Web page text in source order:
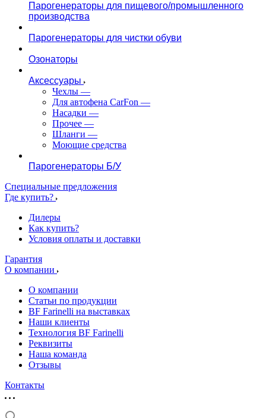
Парогенераторы для пищевого/промышленного
производства
Парогенераторы для чистки обуви
Озонаторы
Аксессуары
Чехлы —
Для автофена CarFon —
Насадки —
Прочее —
Шланги —
Моющие средства
Парогенераторы Б/У
Специальные предложения
Где купить?
Дилеры
Как купить?
Условия оплаты и доставки
Гарантия
О компании
О компании
Статьи по продукции
BF Farinelli на выставках
Наши клиенты
Технология BF Farinelli
Реквизиты
Наша команда
Отзывы
Контакты